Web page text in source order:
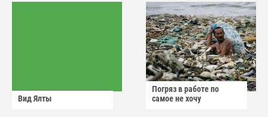
Вид Ялты
Погряз в работе по
самое не хочу